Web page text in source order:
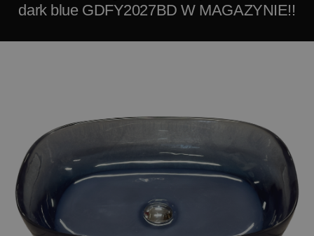
dark blue GDFY2027BD W MAGAZYNIE!!